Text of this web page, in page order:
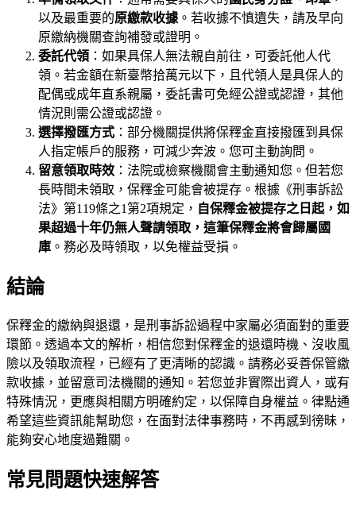
以及最重要的原繳款收據 。若收據不慎遺失，請及早向
原繳納機關查詢補發或證明。
委託代領 ：如果具保人無法親自前往，可委託他人代
領。若金額在新臺幣拾萬元以下，且代領人是具保人的
配偶或成年直系親屬，委託書可免經公證或認證，其他
情況則需公證或認證。
選擇撥匯方式 ：部分機關提供將保釋金直接撥匯到具保
人指定帳戶的服務，可減少奔波。您可主動詢問。
留意領取時效 ：法院或檢察機關會主動通知您。但若您
長時間未領取，保釋金可能會被提存。根據《刑事訴訟
法》第119條之1第2項規定， 自保釋金被提存之日起，如
果超過十年仍無人聲請領取，這筆保釋金將會歸屬國
庫 。務必及時領取，以免權益受損。
結論
保釋金的繳納與退還，是刑事訴訟過程中家屬必須面對的重要
環節。透過本文的解析，相信您對保釋金的退還時機、沒收風
險以及領取流程，已經有了更清晰的認識。請務必妥善保管繳
款收據，並留意司法機關的通知。若您並非實際出資人，或有
特殊情況，更應與相關方明確約定，以保障自身權益。律點通
希望這些資訊能幫助您，在面對法律事務時，不再感到徬昧，
能夠安心地度過難關。
常見問題快速解答